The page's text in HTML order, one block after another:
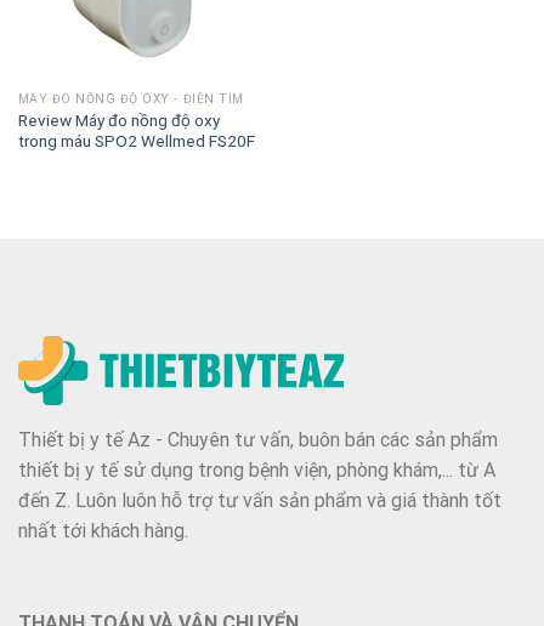
MÁY ĐO NỒNG ĐỘ OXY - ĐIỆN TIM
Review Máy đo nồng độ oxy
trong máu SPO2 Wellmed FS20F
Thiết bị y tế Az - Chuyên tư vấn, buôn bán các sản phẩm
thiết bị y tế sử dụng trong bệnh viện, phòng khám,... từ A
đến Z. Luôn luôn hỗ trợ tư vấn sản phẩm và giá thành tốt
nhất tới khách hàng.